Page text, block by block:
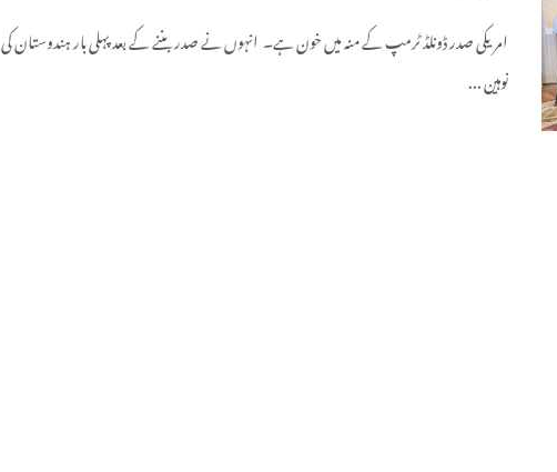
امریکی صدر ڈونلڈ ٹرمپ کے منہ میں خون ہے۔ انہوں نے صدر بننے کے بعد پہلی بار ہندوستان کی
توہین ...